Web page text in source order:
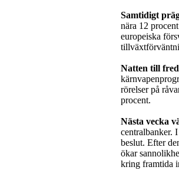
Samtidigt
nära 12
europeiska
Natten till
rörelser på
procent.
Nästa vecka
centralbanker.
beslut. Efter
ökar
kring framtida